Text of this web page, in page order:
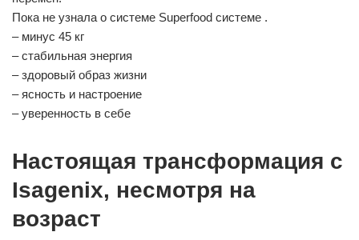
Пока не узнала о системе Superfood системе .
– минус 45 кг
– стабильная энергия
– здоровый образ жизни
– ясность и настроение
– уверенность в себе
Hастоящая трансформация с
Isagenix, несмотря на
возраст